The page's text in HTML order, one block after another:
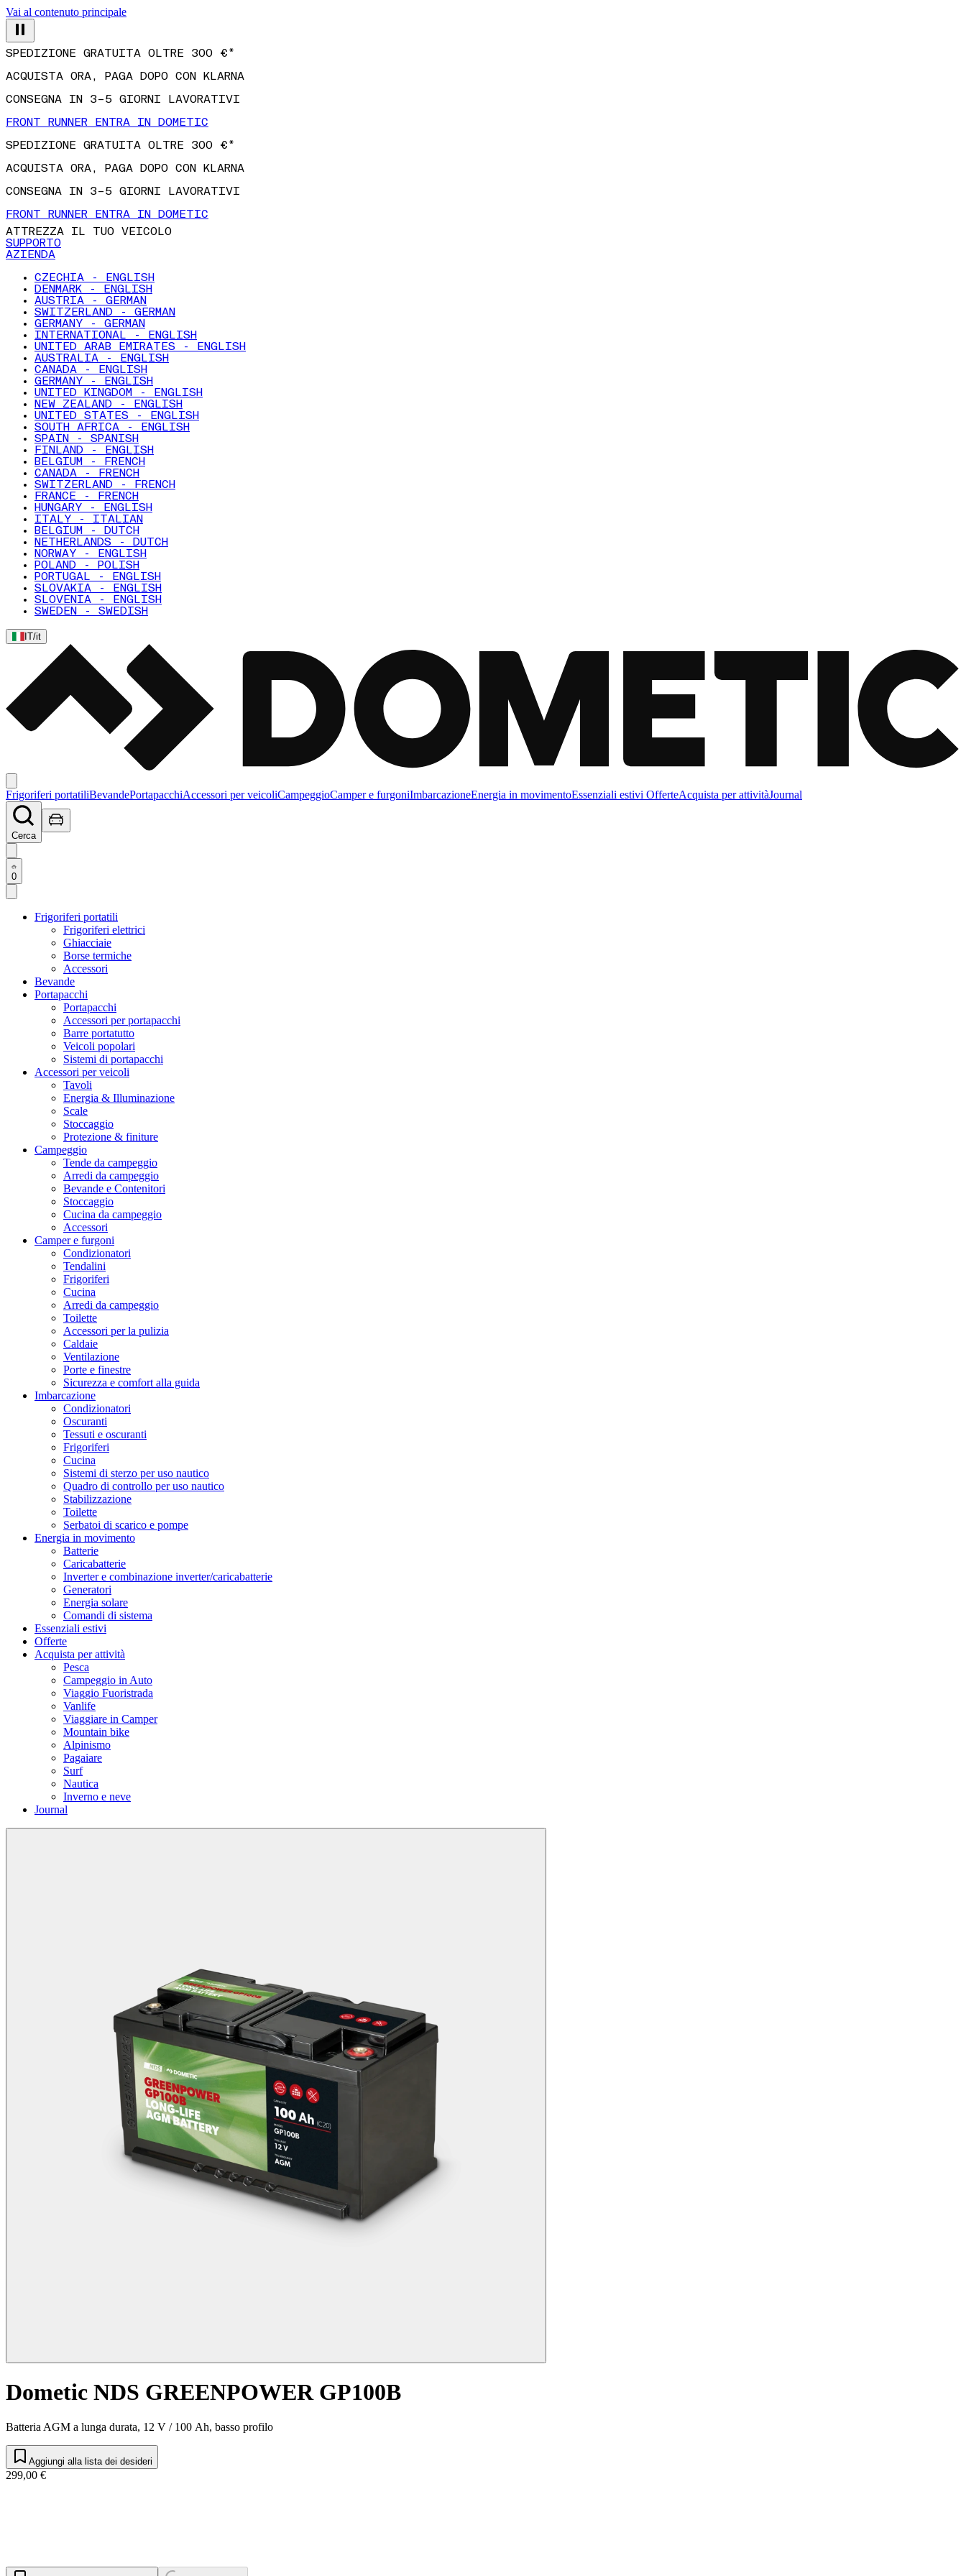
Vai al contenuto principale
SPEDIZIONE GRATUITA OLTRE 300 €*
ACQUISTA ORA, PAGA DOPO CON KLARNA
CONSEGNA IN 3–5 GIORNI LAVORATIVI
FRONT RUNNER ENTRA IN DOMETIC
SPEDIZIONE GRATUITA OLTRE 300 €*
ACQUISTA ORA, PAGA DOPO CON KLARNA
CONSEGNA IN 3–5 GIORNI LAVORATIVI
FRONT RUNNER ENTRA IN DOMETIC
ATTREZZA IL TUO VEICOLO
SUPPORTO
AZIENDA
CZECHIA - ENGLISH
DENMARK - ENGLISH
AUSTRIA - GERMAN
SWITZERLAND - GERMAN
GERMANY - GERMAN
INTERNATIONAL - ENGLISH
UNITED ARAB EMIRATES - ENGLISH
AUSTRALIA - ENGLISH
CANADA - ENGLISH
GERMANY - ENGLISH
UNITED KINGDOM - ENGLISH
NEW ZEALAND - ENGLISH
UNITED STATES - ENGLISH
SOUTH AFRICA - ENGLISH
SPAIN - SPANISH
FINLAND - ENGLISH
BELGIUM - FRENCH
CANADA - FRENCH
SWITZERLAND - FRENCH
FRANCE - FRENCH
HUNGARY - ENGLISH
ITALY - ITALIAN
BELGIUM - DUTCH
NETHERLANDS - DUTCH
NORWAY - ENGLISH
POLAND - POLISH
PORTUGAL - ENGLISH
SLOVAKIA - ENGLISH
SLOVENIA - ENGLISH
SWEDEN - SWEDISH
IT/it
Frigoriferi portatiliBevandePortapacchiAccessori per veicoliCampeggioCamper e furgoniImbarcazioneEnergia in movimentoEssenziali estivi OfferteAcquista per attivitàJournal
Cerca
0
Frigoriferi portatili
Frigoriferi elettrici
Ghiacciaie
Borse termiche
Accessori
Bevande
Portapacchi
Portapacchi
Accessori per portapacchi
Barre portatutto
Veicoli popolari
Sistemi di portapacchi
Accessori per veicoli
Tavoli
Energia & Illuminazione
Scale
Stoccaggio
Protezione & finiture
Campeggio
Tende da campeggio
Arredi da campeggio
Bevande e Contenitori
Stoccaggio
Cucina da campeggio
Accessori
Camper e furgoni
Condizionatori
Tendalini
Frigoriferi
Cucina
Arredi da campeggio
Toilette
Accessori per la pulizia
Caldaie
Ventilazione
Porte e finestre
Sicurezza e comfort alla guida
Imbarcazione
Condizionatori
Oscuranti
Tessuti e oscuranti
Frigoriferi
Cucina
Sistemi di sterzo per uso nautico
Quadro di controllo per uso nautico
Stabilizzazione
Toilette
Serbatoi di scarico e pompe
Energia in movimento
Batterie
Caricabatterie
Inverter e combinazione inverter/caricabatterie
Generatori
Energia solare
Comandi di sistema
Essenziali estivi
Offerte
Acquista per attività
Pesca
Campeggio in Auto
Viaggio Fuoristrada
Vanlife
Viaggiare in Camper
Mountain bike
Alpinismo
Pagaiare
Surf
Nautica
Inverno e neve
Journal
Dometic NDS GREENPOWER GP100B
Batteria AGM a lunga durata, 12 V / 100 Ah, basso profilo
Aggiungi alla lista dei desideri
299,00 €